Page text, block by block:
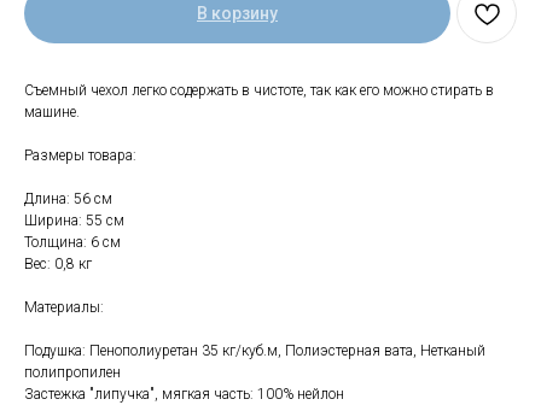
В корзину
Съемный чехол легко содержать в чистоте, так как его можно стирать в
машине.
Размеры товара:
Длина: 56 см
Ширина: 55 см
Толщина: 6 см
Вес: 0,8 кг
Материалы:
Подушка: Пенополиуретан 35 кг/куб.м, Полиэстерная вата, Нетканый
полипропилен
Застежка "липучка", мягкая часть: 100% нейлон
+7 (903) 969-57-59
Контакты
Свяжитесь с нами